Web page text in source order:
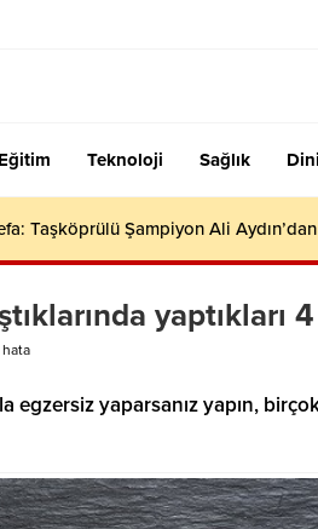
Eğitim Teknoloji Sağlık
Taşköprülü Şampiyon Ali
yaptıkları
hata
egzersiz yaparsanız yapın,